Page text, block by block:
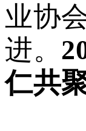
业协
进。
仁共